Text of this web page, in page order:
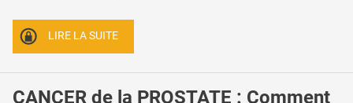
LIRE LA SUITE
CANCER de la PROSTATE : Comment